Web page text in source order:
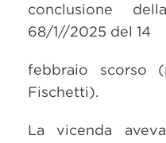
conclusione
68/1//2025 del 14
febbraio scorso
Fischetti).
La vicenda